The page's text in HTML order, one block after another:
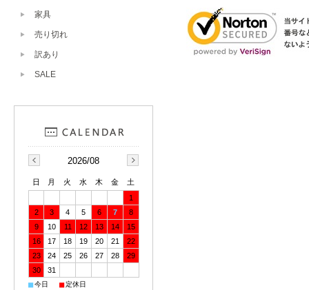
家具
売り切れ
訳あり
SALE
2026/08
日 月 火 水 木 金
土
1
2
3 4 5 6 7
8
9
10 11 12 13 14
15
16
17 18 19 20 21
22
23
24 25 26 27 28
29
30
31
■今日 ■定休日